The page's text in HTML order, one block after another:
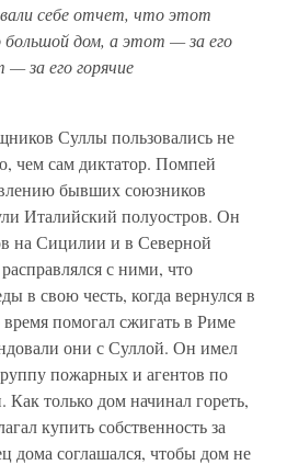
себе отчет, что этот
большой дом, а этот — за его
за его горячие
Суллы пользовались не
чем сам диктатор. Помпей
бывших союзников
Италийский полуостров. Он
на Сицилии и в Северной
с ними, что
в свою честь, когда вернулся в
помогал сжигать в Риме
они с Суллой. Он имел
пожарных и агентов по
только дом начинал гореть,
купить собственность за
дома соглашался, чтобы дом не